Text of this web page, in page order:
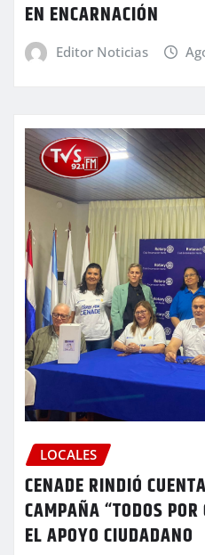
EN ENCARNACIÓN
Editor Noticias
LOCALES
CENADE RINDIÓ
CAMPAÑA “TODOS
EL APOYO CIUDADANO